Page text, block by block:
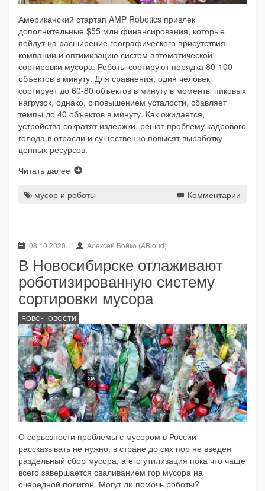
Американский стартап AMP Robotics привлек
дополнительные $55 млн финансирования, которые
пойдут на расширение географического присутствия
компании и оптимизацию систем автоматической
сортировки мусора. Роботы сортируют порядка 80-100
объектов в минуту. Для сравнения, один человек
сортирует до 60-80 объектов в минуту в моменты пиковых
нагрузок, однако, с повышением усталости, сбавляет
темпы до 40 объектов в минуту. Как ожидается,
устройства сократят издержки, решат проблему кадрового
голода в отрасли и существенно повысят выработку
ценных ресурсов.
Читать далее
мусор и роботы Комментарии
08.10.2020 Алексей Бойко (ABloud)
В Новосибирске отлаживают
роботизированную систему
сортировки мусора
ROBO-НОВОСТИ
О серьезности проблемы с мусором в России
рассказывать не нужно, в стране до сих пор не введен
раздельный сбор мусора, а его утилизация пока что чаще
всего завершается сваливанием гор мусора на
очередной полигон. Могут ли помочь роботы?